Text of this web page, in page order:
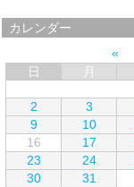
カレンダー
日
月
2
3
9
10
16
17
23
24
30
31